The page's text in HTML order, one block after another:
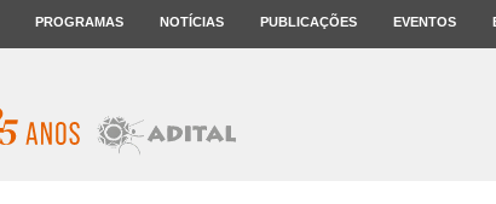
PROGRAMAS NOTÍCIAS PUBLICAÇÕES EVENTOS